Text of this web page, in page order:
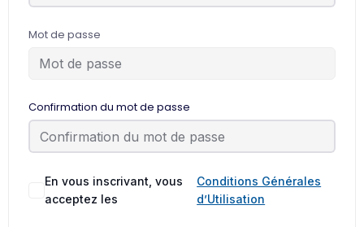
Mot de passe
Confirmation du mot de passe
En vous inscrivant, vous
acceptez les
Conditions Générales
d’Utilisation